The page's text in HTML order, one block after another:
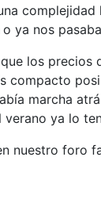
ya nos
los
compacto
marcha
ya lo
nuestro foro